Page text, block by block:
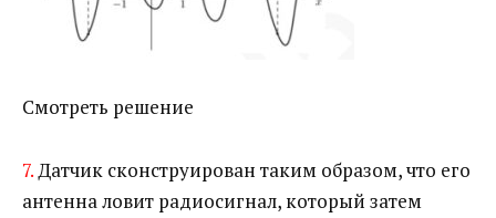
Смотреть решение
7.Датчик сконструирован таким образом, что его
антенна ловит радиосигнал, который затем